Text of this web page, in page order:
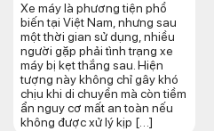
Xe máy là phương tiện phổ
biến tại Việt Nam, nhưng sau
một thời gian sử dụng, nhiều
người gặp phải tình trạng xe
máy bị kẹt thắng sau. Hiện
tượng này không chỉ gây khó
chịu khi di chuyển mà còn tiềm
ẩn nguy cơ mất an toàn nếu
không được xử lý kịp […]